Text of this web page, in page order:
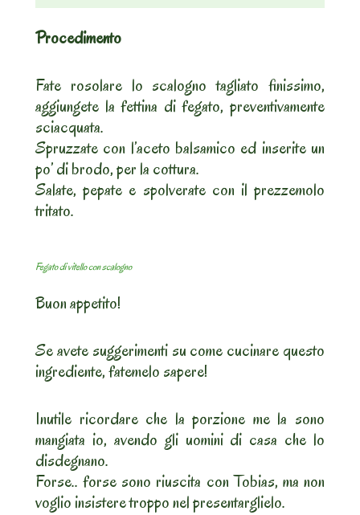
Procedimento
Fate rosolare lo scalogno tagliato finissimo,
aggiungete la fettina di fegato, preventivamente
sciacquata.
Spruzzate con l’aceto balsamico ed inserite un
po’ di brodo, per la cottura.
Salate, pepate e spolverate con il prezzemolo
tritato.
Fegato di vitello con scalogno
Buon appetito!
Se avete suggerimenti su come cucinare questo
ingrediente, fatemelo sapere!
Inutile ricordare che la porzione me la sono
mangiata io, avendo gli uomini di casa che lo
disdegnano.
Forse.. forse sono riuscita con Tobias, ma non
voglio insistere troppo nel presentarglielo.